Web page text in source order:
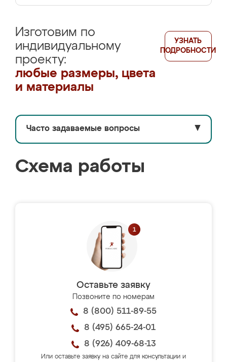
Изготовим по
индивидуальному
проекту:
любые размеры, цвета
и материалы
УЗНАТЬ
ПОДРОБНОСТИ
Часто задаваемые вопросы ▼
Схема работы
Оставьте заявку
Позвоните по номерам
8 (800) 511-89-55
8 (495) 665-24-01
8 (926) 409-68-13
Или оставьте заявку на сайте для консультации и